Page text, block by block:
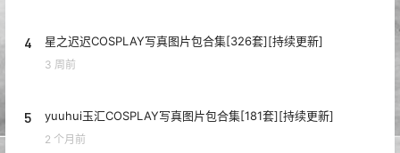
4 星之迟迟COSPLAY写真图片包合集[326套][持续更新]
3 周前
5 yuuhui玉汇COSPLAY写真图片包合集[181套][持续更新]
2 个月前